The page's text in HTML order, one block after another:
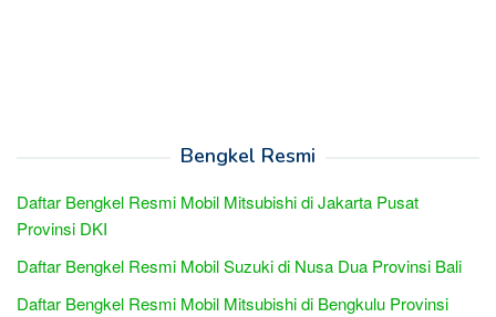
Bengkel Resmi
Daftar Bengkel Resmi Mobil Mitsubishi di Jakarta Pusat
Provinsi DKI
Daftar Bengkel Resmi Mobil Suzuki di Nusa Dua Provinsi Bali
Daftar Bengkel Resmi Mobil Mitsubishi di Bengkulu Provinsi